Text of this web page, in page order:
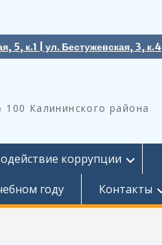
5, к.1 | ул. Бестужевская, 3, к.4
Калининского района
коррупции
году Контакты